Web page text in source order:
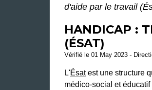
d'aide par le travail
HANDICAP :
(ÉSAT)
Vérifié le 01 May 2023 -
L'Ésatest une structure
médico-social et